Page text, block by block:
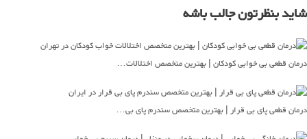
شاید بنظرتون جالب باشه
درمان قطعی بی خوابی کودکان | بهترین متخصص اختلالات…
درمان قطعی پای بی قرار | بهترین متخصص سندرم پای بی…